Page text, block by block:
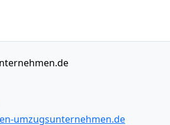
umzugsunternehmen.de